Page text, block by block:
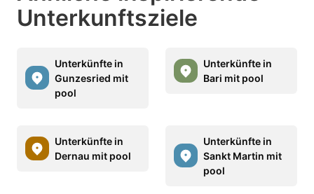
Unterkunftsziele
Unterkünfte in
Gunzesried mit
pool
Unterkünfte in
Bari mit pool
Unterkünfte in
Dernau mit pool
Unterkünfte in
Sankt Martin mit
pool